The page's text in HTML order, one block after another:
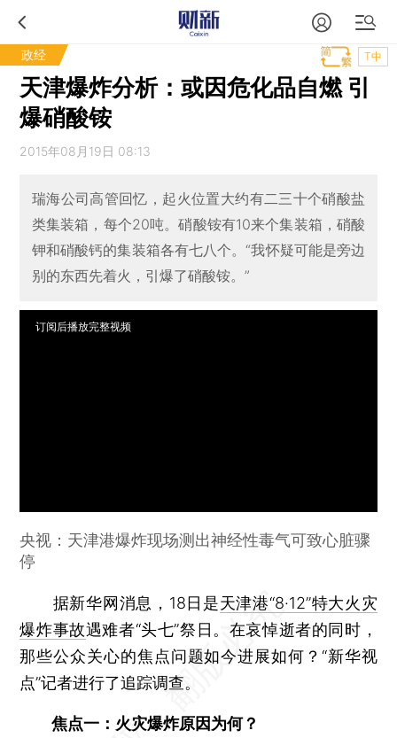
政经 T中
天津爆炸分析：或因危化品自燃 引
爆硝酸铵
2015年08月19日 08:13
瑞海公司高管回忆，起火位置大约有二三十个硝酸盐
类集装箱，每个20吨。硝酸铵有10来个集装箱，硝酸
钾和硝酸钙的集装箱各有七八个。“我怀疑可能是旁边
别的东西先着火，引爆了硝酸铵。”
订阅后播放完整视频
央视：天津港爆炸现场测出神经性毒气可致心脏骤
停
据新华网消息，18日是天津港“8·12”特大火灾
爆炸事故遇难者“头七”祭日。在哀悼逝者的同时，
那些公众关心的焦点问题如今进展如何？“新华视
点”记者进行了追踪调查。
焦点一：火灾爆炸原因为何？